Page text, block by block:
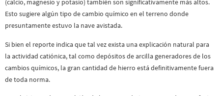
(calcio, magnesio y potasio) también son significativamente más altos.
Esto sugiere algún tipo de cambio químico en el terreno donde
presuntamente estuvo la nave avistada.
Si bien el reporte indica que tal vez exista una explicación natural para
la actividad catiónica, tal como depósitos de arcilla generadores de los
cambios químicos, la gran cantidad de hierro está definitivamente fuera
de toda norma.